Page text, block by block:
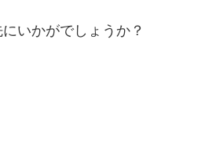
いかがでしょうか？